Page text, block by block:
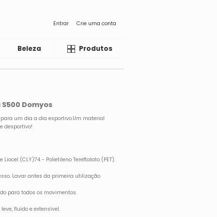
Entrar Crie uma conta
Beleza LiquidaProdutos
Domyos
um dia a dia esportivo.Um material
desportivo!
(CLY)74 - Polietileno Tereftalato (PET).
Lavar antes da primeira utilização
para todos os movimentos.
fluido e extensível.